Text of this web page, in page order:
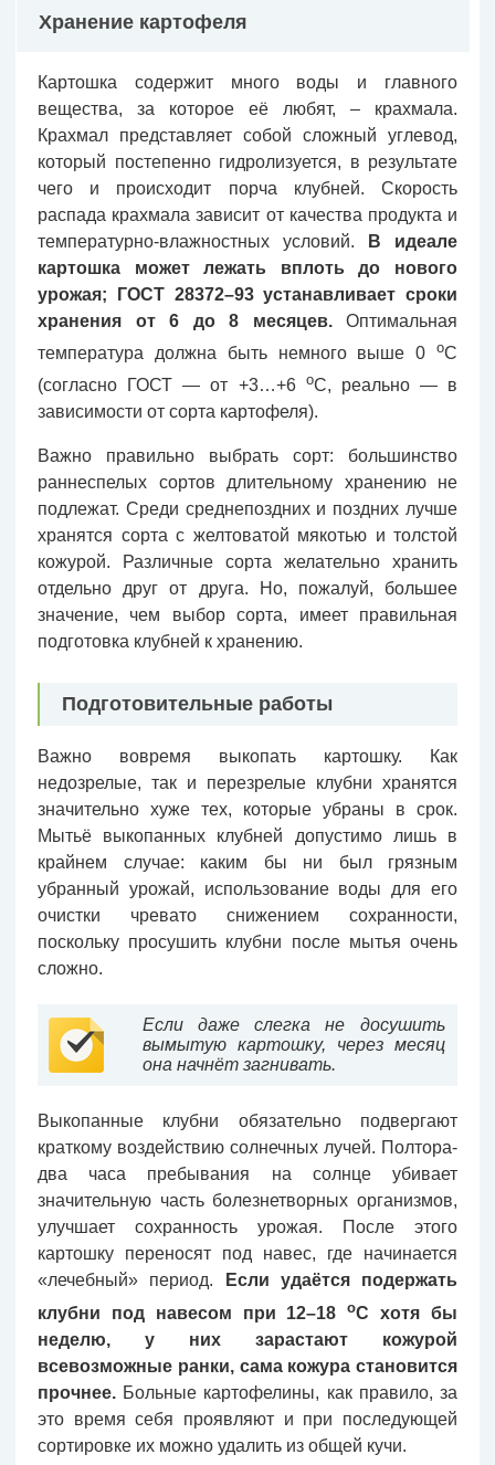
Хранение картофеля
Картошка содержит много воды и главного
вещества, за которое её любят, – крахмала.
Крахмал представляет собой сложный углевод,
который постепенно гидролизуется, в результате
чего и происходит порча клубней. Скорость
распада крахмала зависит от качества продукта и
температурно-влажностных условий.
В идеале
картошка может лежать вплоть до нового
урожая; ГОСТ 28372–93 устанавливает сроки
хранения от 6 до 8 месяцев.Оптимальная
температура должна быть немного выше 0 оС
(согласно ГОСТ — от +3…+6 оС, реально — в
зависимости от сорта картофеля).
Важно правильно выбрать сорт: большинство
раннеспелых сортов длительному хранению не
подлежат. Среди среднепоздних и поздних лучше
хранятся сорта с желтоватой мякотью и толстой
кожурой. Различные сорта желательно хранить
отдельно друг от друга. Но, пожалуй, большее
значение, чем выбор сорта, имеет правильная
подготовка клубней к хранению.
Подготовительные работы
Важно вовремя выкопать картошку. Как
недозрелые, так и перезрелые клубни хранятся
значительно хуже тех, которые убраны в срок.
Мытьё выкопанных клубней допустимо лишь в
крайнем случае: каким бы ни был грязным
убранный урожай, использование воды для его
очистки чревато снижением сохранности,
поскольку просушить клубни после мытья очень
сложно.
Если даже слегка не досушить
вымытую картошку, через месяц
она начнёт загнивать.
Выкопанные клубни обязательно подвергают
краткому воздействию солнечных лучей. Полтора-
два часа пребывания на солнце убивает
значительную часть болезнетворных организмов,
улучшает сохранность урожая. После этого
картошку переносят под навес, где начинается
«лечебный» период.
Если удаётся подержать
клубни под навесом при 12–18оС хотя бы
неделю, у них зарастают кожурой
всевозможные ранки, сама кожура становится
прочнее. Больные картофелины, как правило, за
это время себя проявляют и при последующей
сортировке их можно удалить из общей кучи.